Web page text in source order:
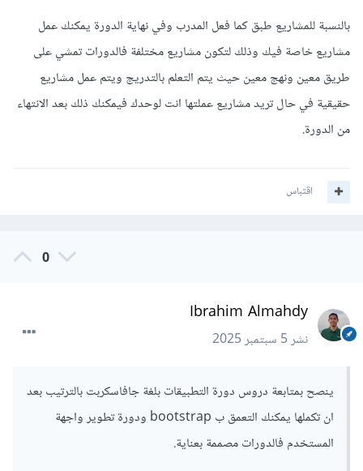
بالنسبة للمشاريع طبق كما فعل المدرب وفي نهاية الدورة يمكنك عمل
مشاريع خاصة فيك وذلك لتكون مشاريع مختلفة فالدورات تمشي على
طريق معين ونهج معين حيث يتم التعلم بالتدريج ويتم عمل مشاريع
حقيقية في حال تريد مشاريع عملتها انت لوحدك فيمكنك ذلك بعد الانتهاء
من الدورة.
اقتباس
0
Ibrahim Almahdy
نشر5 سبتمبر 2025
ينصح بمتابعة دروس دورة التطبيقات بلغة جافاسكربت بالترتيب بعد
ان تكملها يمكنك التعمق ب bootstrap ودورة تطوير واجهة
المستخدم فالدورات مصممة بعناية.